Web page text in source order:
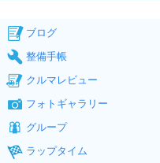
ブログ
整備手帳
クルマレビュー
フォトギャラリー
グループ
ラップタイム